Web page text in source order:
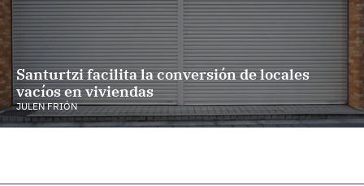
Santurtzi facilita la conversión de locales
vacíos en viviendas
JULEN FRIÓN